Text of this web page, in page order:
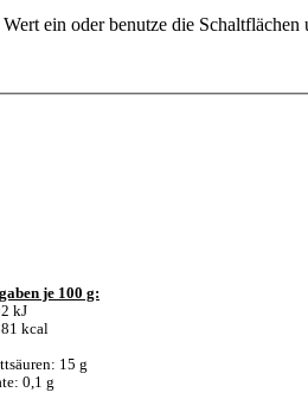
ein oder benutze die
je 100 g:
kJ
kcal
15 g
0,1 g